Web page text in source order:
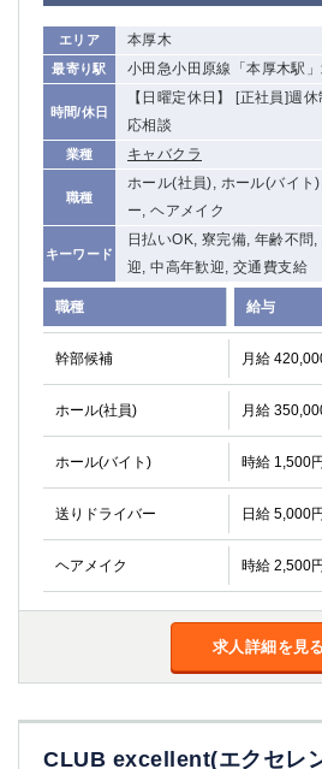
エリア 本厚木
最寄り駅 小田急小田原線「本厚木駅
時間/休日
【日曜定休日】 [正社員]週
応相談
業種 キャバクラ
職種
ホール(社員), ホール(バイト
ー, ヘアメイク
キーワード
日払いOK, 寮完備, 年齢不問
迎, 中高年歓迎, 交通費支給
職種 給与
幹部候補 月給
ホール(社員) 月給
ホール(バイト) 時給 1,500
送りドライバー 日給 5,000
ヘアメイク 時給 2,500
求人詳細を見る
CLUB excellent(エクセレ
関内
川崎
溝の口
本厚木
新横浜
藤沢
武蔵小杉
横浜・桜
関内・馬車道・日ノ出町
茅ヶ崎
たまプラー
大船
相模原
厚木
横須賀
桜木町
埼玉県
大宮
南越谷
志木
川越
草加
南浦和
獨協大学前＜草加松原＞
春日部
川口